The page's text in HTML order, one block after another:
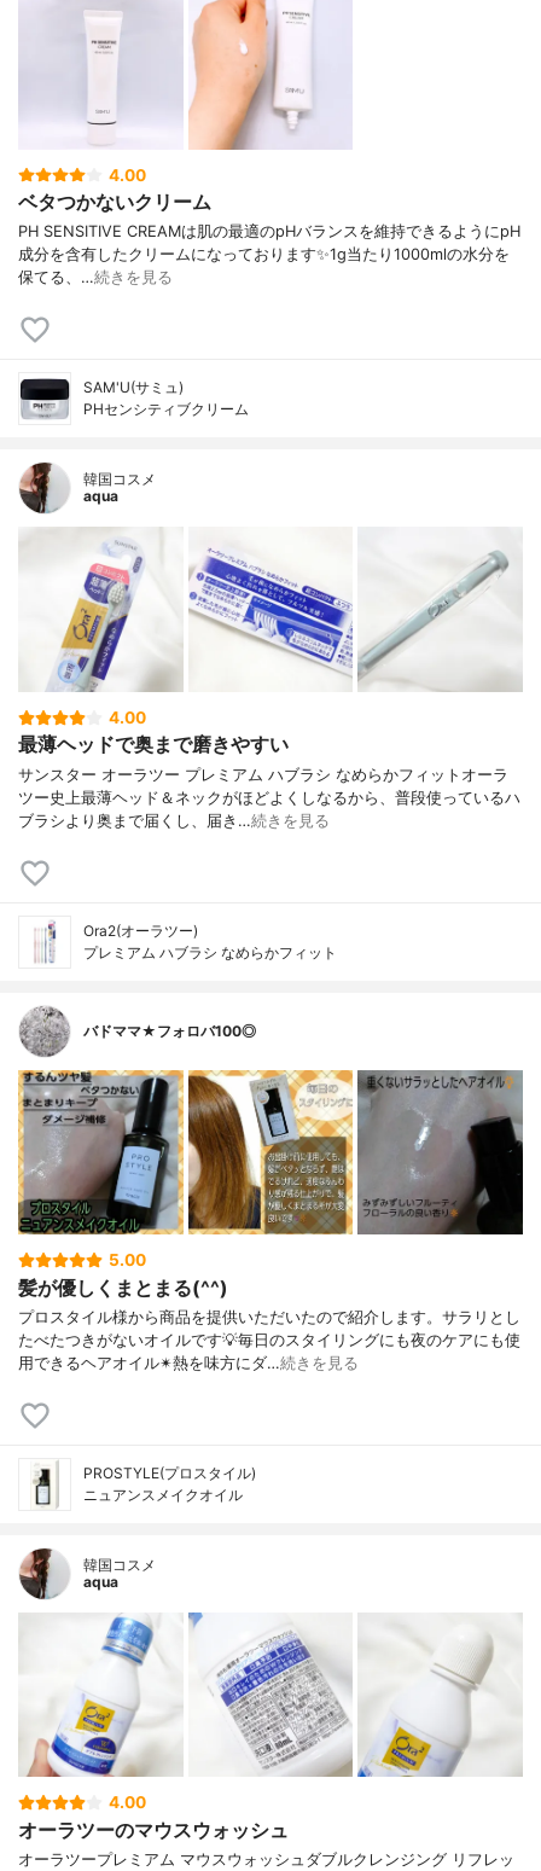
4.00
ベタつかないクリーム
PH SENSITIVE CREAMは肌の最適のpHバランスを維持できるようにpH
成分を含有したクリームになっております✨1g当たり1000mlの水分を
保てる、…続きを見る
SAM'U(サミュ)
PHセンシティブクリーム
韓国コスメ
aqua
4.00
最薄ヘッドで奥まで磨きやすい
サンスター オーラツー プレミアム ハブラシ なめらかフィットオーラ
ツー史上最薄ヘッド＆ネックがほどよくしなるから、普段使っているハ
ブラシより奥まで届くし、届き…続きを見る
Ora2(オーラツー)
プレミアム ハブラシ なめらかフィット
バドママ★フォロバ100◎
5.00
髪が優しくまとまる(^^)
プロスタイル様から商品を提供いただいたので紹介します。サラリとし
たべたつきがないオイルです💡毎日のスタイリングにも夜のケアにも使
用できるヘアオイル✴熱を味方にダ…続きを見る
PROSTYLE(プロスタイル)
ニュアンスメイクオイル
韓国コスメ
aqua
4.00
オーラツーのマウスウォッシュ
オーラツープレミアム マウスウォッシュダブルクレンジング リフレッ